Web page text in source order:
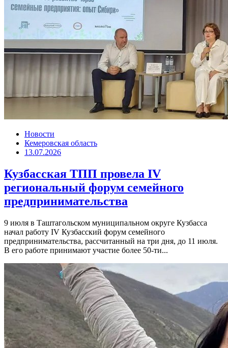
Новости
Кемеровская область
13.07.2026
Кузбасская ТПП провела IV
региональный форум семейного
предпринимательства
9 июля в Таштагольском муниципальном округе Кузбасса
начал работу IV Кузбасский форум семейного
предпринимательства, рассчитанный на три дня, до 11 июля.
В его работе принимают участие более 50-ти...